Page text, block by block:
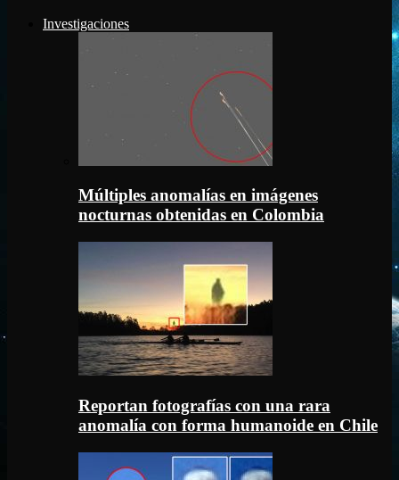
Investigaciones
Múltiples anomalías en imágenes
nocturnas obtenidas en Colombia
Reportan fotografías con una rara
anomalía con forma humanoide en Chile